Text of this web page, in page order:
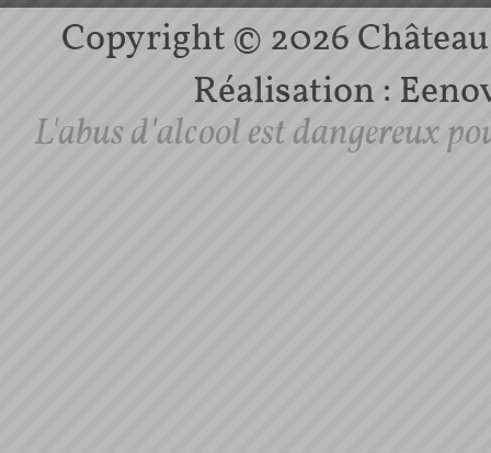
Copyright © 2026
Réalisation :
L'abus d'alcool est dangereux